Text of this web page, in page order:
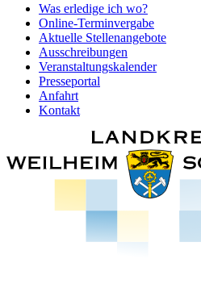
Was erledige ich wo?
Online-Terminvergabe
Aktuelle Stellenangebote
Ausschreibungen
Veranstaltungskalender
Presseportal
Anfahrt
Kontakt